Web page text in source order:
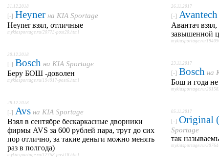
31.12.2018
[-] Heyner на KIA Sportage
Heyner взял, отличные
mykiasportage.ru/20773-post20.html
30.12.2018
[-] Bosch на KIA Sportage
Беру БОШ -доволен
mykiasportage.ru/194917-post6.html
28.12.2018
[-] Avs на KIA Sportage
Взял в сентябре бескаркасные дворники
фирмы AVS за 600 рублей пара, трут до сих
пор отлично, за такие деньги можно менять
раз в полгода)
mykiasportage.ru/12758-post18.html
26.11.2017
[-] Avantech
Авантач
завышенной
mykiasportage.ru/
23.11.2017
[-] Bosch на
Бош и года
mykiasportage.ru/
05.11.2017
[-] Original
Sportage
так
mykiasportage.ru/